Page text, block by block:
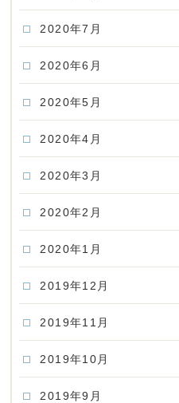
2020年7月
2020年6月
2020年5月
2020年4月
2020年3月
2020年2月
2020年1月
2019年12月
2019年11月
2019年10月
2019年9月